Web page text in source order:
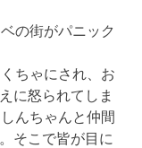
の街がパニック
ちゃにされ、お
に怒られてしま
んちゃんと仲間
そこで皆が目に